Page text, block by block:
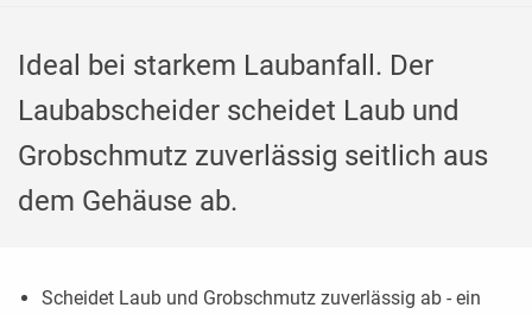
Ideal bei starkem Laubanfall. Der
Laubabscheider scheidet Laub und
Grobschmutz zuverlässig seitlich aus
dem Gehäuse ab.
Scheidet Laub und Grobschmutz zuverlässig ab - ein